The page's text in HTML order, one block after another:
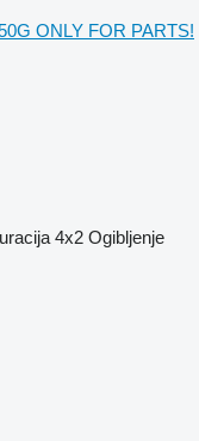
ONLY FOR PARTS!
4x2 Ogibljenje